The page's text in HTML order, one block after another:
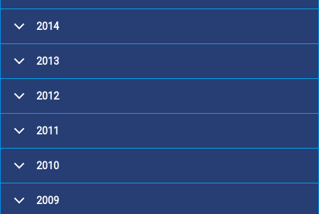
2014
2013
2012
2011
2010
2009